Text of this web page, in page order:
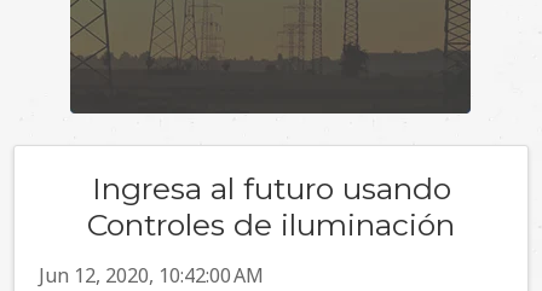
Ingresa al futuro usando
Controles de iluminación
Jun 12, 2020, 10:42:00 AM